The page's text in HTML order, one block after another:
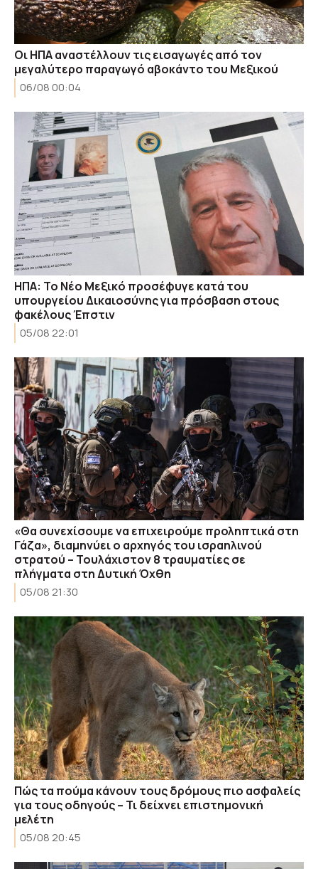
Οι ΗΠΑ αναστέλλουν τις εισαγωγές από τον
μεγαλύτερο παραγωγό αβοκάντο του Μεξικού
06/08 00:04
ΗΠΑ: Το Νέο Μεξικό προσέφυγε κατά του
υπουργείου Δικαιοσύνης για πρόσβαση στους
φακέλους Έπστιν
05/08 22:01
«Θα συνεχίσουμε να επιχειρούμε προληπτικά στη
Γάζα», διαμηνύει ο αρχηγός του ισραηλινού
στρατού – Τουλάχιστον 8 τραυματίες σε
πλήγματα στη Δυτική Όχθη
05/08 21:30
Πώς τα πούμα κάνουν τους δρόμους πιο ασφαλείς
για τους οδηγούς – Τι δείχνει επιστημονική
μελέτη
05/08 20:45